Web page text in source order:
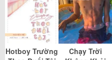
Hotboy Trường
Chạy Trời